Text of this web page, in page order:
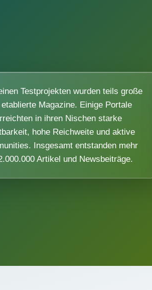
Testprojekten wurden teils große
etablierte Magazine. Einige Portale
in ihren Nischen starke
hohe Reichweite und aktive
Insgesamt entstanden mehr
Artikel und Newsbeiträge.